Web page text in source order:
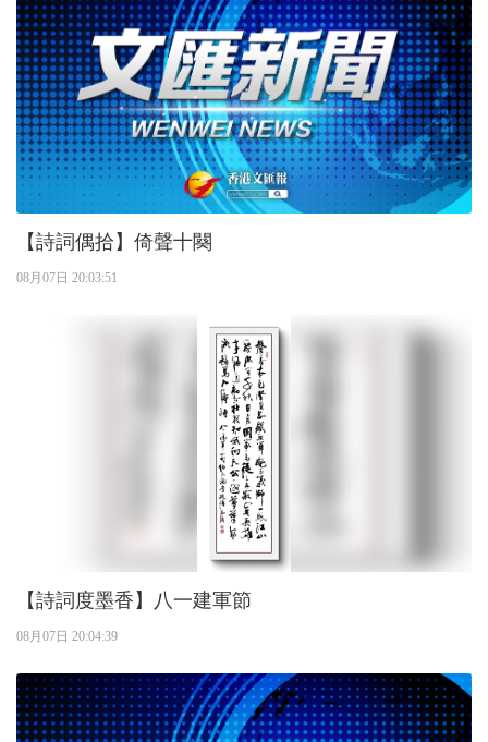
【詩詞偶拾】倚聲十闋
08月07日 20:03:51
【詩詞度墨香】八一建軍節
08月07日 20:04:39